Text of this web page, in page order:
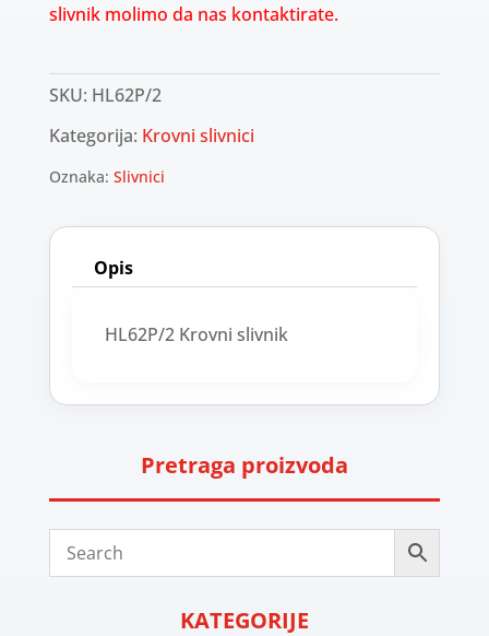
slivnik molimo da nas kontaktirate.
SKU: HL62P/2
Kategorija: Krovni slivnici
Oznaka: Slivnici
Opis
HL62P/2 Krovni slivnik
Pretraga proizvoda
KATEGORIJE